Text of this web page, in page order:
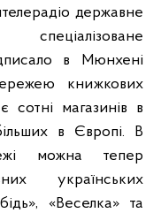
державне
в Мюнхені
книжкових
сотні магазинів в
в Європі. В
можна тепер
українських
«Веселка» та